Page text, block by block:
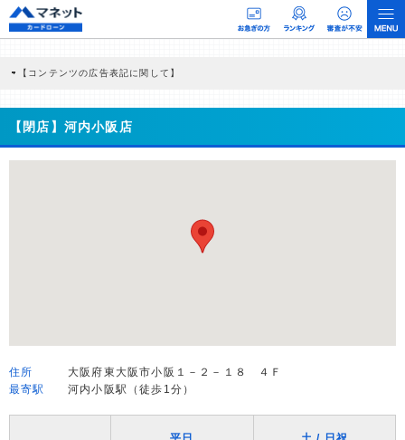
【コンテンツの広告表記に関して】
商品を根拠なくPRするものではなく、当編集部の調査／ユーザーへの口コミ収集な
どに基づき、公平性を担保した情報提供を行っています。
>提携企業一覧
【閉店】河内小阪店
住所
大阪府東大阪市小阪１－２－１８ ４Ｆ
最寄駅
河内小阪駅（徒歩1分）